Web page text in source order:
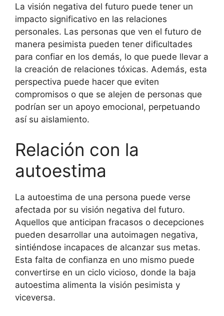
La visión negativa del futuro puede tener un
impacto significativo en las relaciones
personales. Las personas que ven el futuro de
manera pesimista pueden tener dificultades
para confiar en los demás, lo que puede llevar a
la creación de relaciones tóxicas. Además, esta
perspectiva puede hacer que eviten
compromisos o que se alejen de personas que
podrían ser un apoyo emocional, perpetuando
así su aislamiento.
Relación con la
autoestima
La autoestima de una persona puede verse
afectada por su visión negativa del futuro.
Aquellos que anticipan fracasos o decepciones
pueden desarrollar una autoimagen negativa,
sintiéndose incapaces de alcanzar sus metas.
Esta falta de confianza en uno mismo puede
convertirse en un ciclo vicioso, donde la baja
autoestima alimenta la visión pesimista y
viceversa.